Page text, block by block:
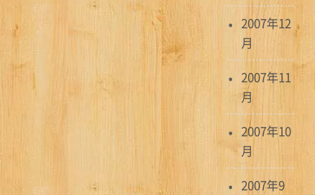
2007年12
月
2007年11
月
2007年10
月
2007年9